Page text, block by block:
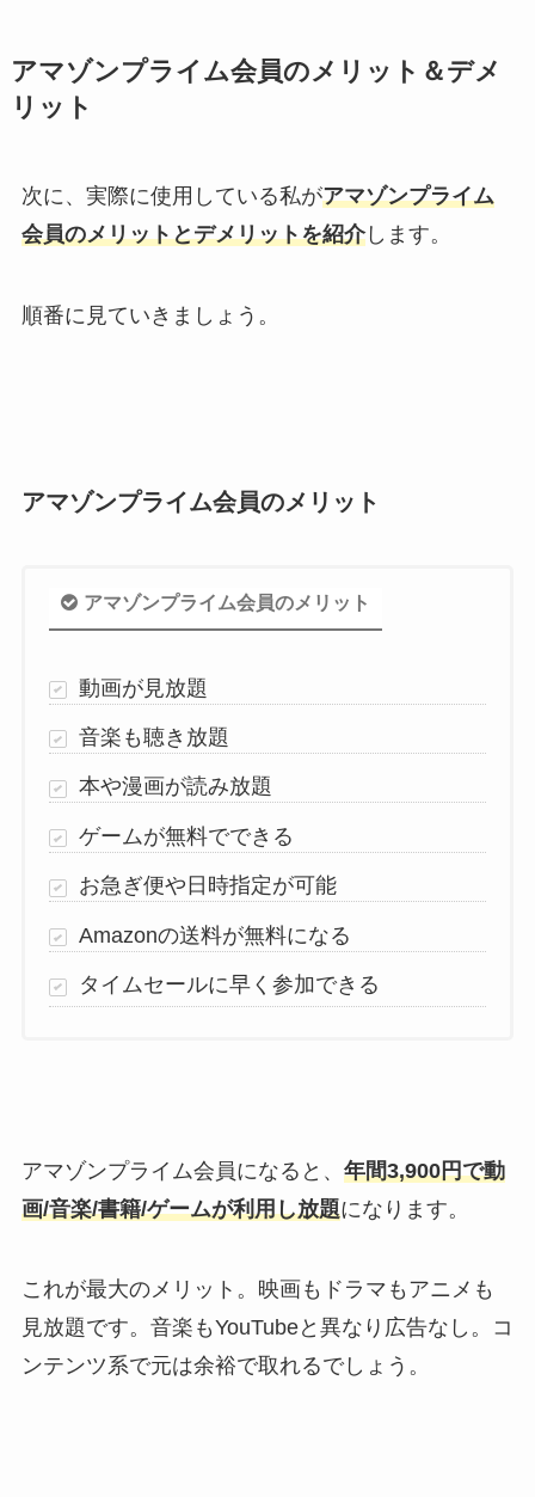
アマゾンプライム会員のメリット＆デメ
リット
次に、実際に使用している私がアマゾンプライム
会員のメリットとデメリットを紹介します。
順番に見ていきましょう。
アマゾンプライム会員のメリット
アマゾンプライム会員のメリット
動画が見放題
音楽も聴き放題
本や漫画が読み放題
ゲームが無料でできる
お急ぎ便や日時指定が可能
Amazonの送料が無料になる
タイムセールに早く参加できる
アマゾンプライム会員になると、 年間3,900円で動
画/音楽/書籍/ゲームが利用し放題になります。
これが最大のメリット。映画もドラマもアニメも
見放題です。音楽もYouTubeと異なり広告なし。コ
ンテンツ系で元は余裕で取れるでしょう。